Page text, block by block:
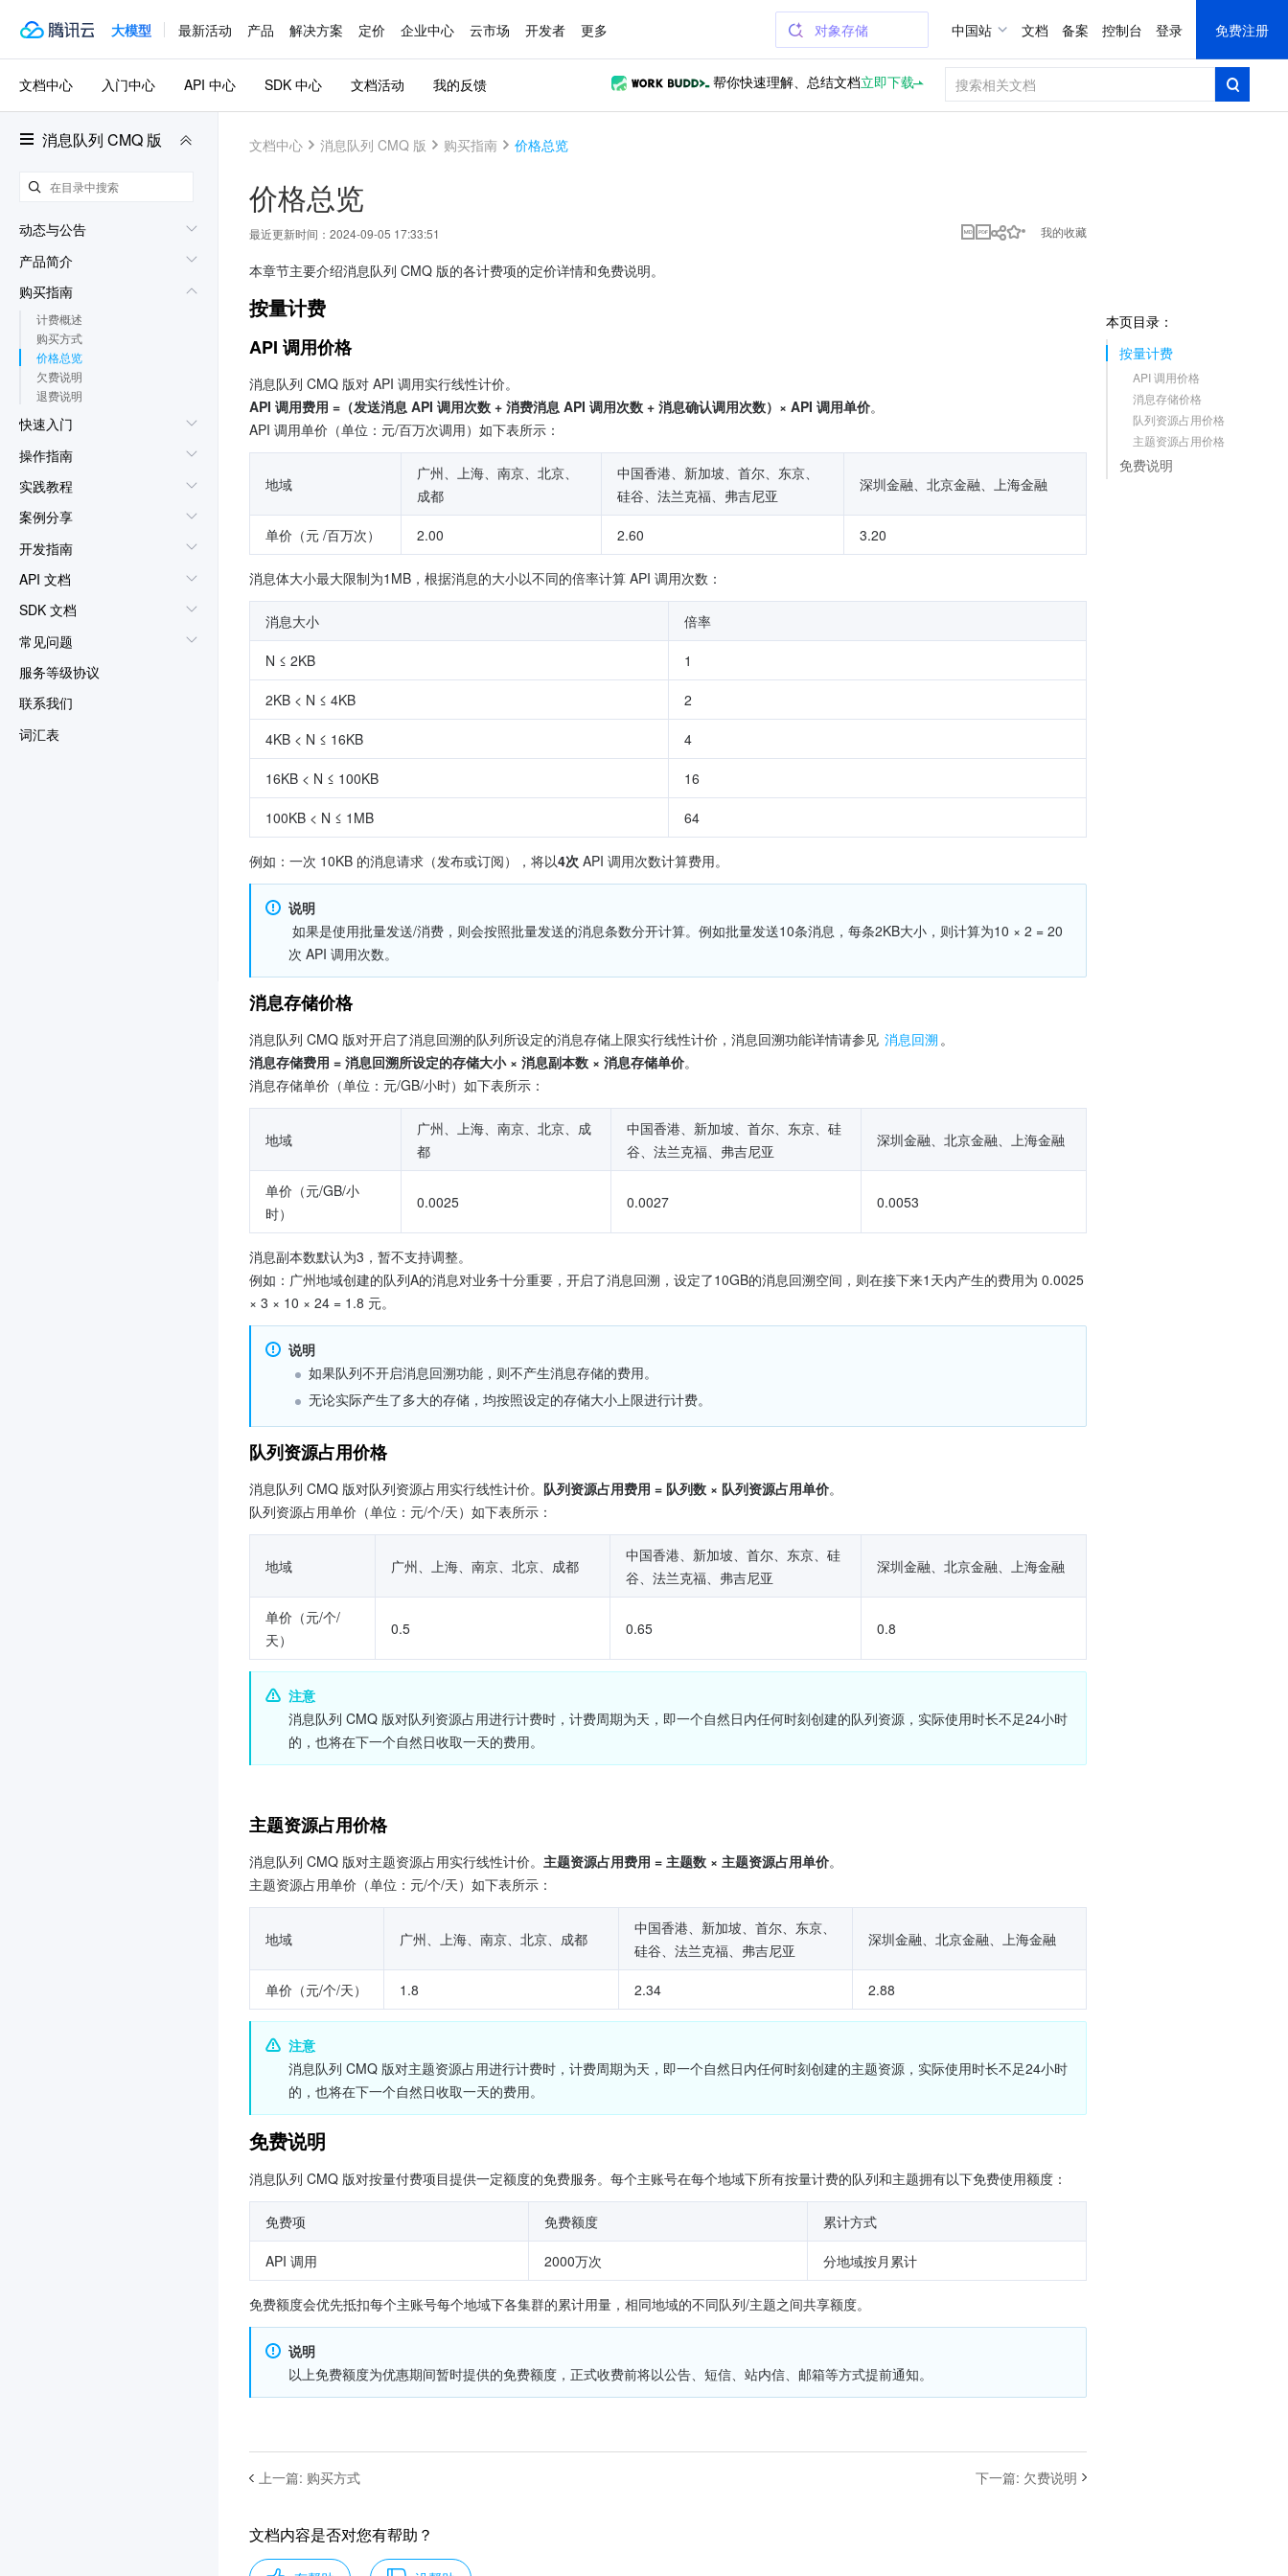
大模型 最新活动 产品 解决方案 定价 企业中心 云市场 开发者 更多 对象存储 中国站 文档 备案 控制台 登录 免费注册
消息队列 CMQ 版
动态与公告
产品简介
购买指南
计费概述
购买方式
价格总览
欠费说明
退费说明
快速入门
操作指南
实践教程
案例分享
开发指南
API 文档
SDK 文档
常见问题
服务等级协议
联系我们
词汇表
文档中心 入门中心 API 中心 SDK 中心 文档活动 我的反馈 帮你快速理解、总结文档立即下载
文档中心 消息队列 CMQ 版 购买指南 价格总览
价格总览
最近更新时间： 2024-09-05 17:33:51 我的收藏
本页目录：
按量计费
API 调用价格
消息存储价格
队列资源占用价格
主题资源占用价格
免费说明
本章节主要介绍消息队列 CMQ 版的各计费项的定价详情和免费说明。
按量计费
API 调用价格
消息队列 CMQ 版对 API 调用实行线性计价。
API 调用费用 =（发送消息 API 调用次数 + 消费消息 API 调用次数 + 消息确认调用次数）× API 调用单价。
API 调用单价（单位：元/百万次调用）如下表所示：
地域
广州、上海、南京、北京、
成都
中国香港、新加坡、首尔、东京、
硅谷、法兰克福、弗吉尼亚
深圳金融、北京金融、上海金融
单价（元 /百万次） 2.00 2.60 3.20
消息体大小最大限制为1MB，根据消息的大小以不同的倍率计算 API 调用次数：
消息大小 倍率
N ≤ 2KB 1
2KB < N ≤ 4KB 2
4KB < N ≤ 16KB 4
16KB < N ≤ 100KB 16
100KB < N ≤ 1MB 64
例如：一次 10KB 的消息请求（发布或订阅），将以4次 API 调用次数计算费用。
说明
次 API 调用次数。
消息存储价格
消息队列 CMQ 版对开启了消息回溯的队列所设定的消息存储上限实行线性计价，消息回溯功能详情请参见 消息回溯 。
消息存储费用 = 消息回溯所设定的存储大小 × 消息副本数 × 消息存储单价。
消息存储单价（单位：元/GB/小时）如下表所示：
地域
广州、上海、南京、北京、成
都
中国香港、新加坡、首尔、东京、硅
谷、法兰克福、弗吉尼亚
深圳金融、北京金融、上海金融
单价（元/GB/小
时）
0.0025 0.0027 0.0053
消息副本数默认为3，暂不支持调整。
例如：广州地域创建的队列A的消息对业务十分重要，开启了消息回溯，设定了10GB的消息回溯空间，则在接下来1天内产生的费用为 0.0025
× 3 × 10 × 24 = 1.8 元。
说明
如果队列不开启消息回溯功能，则不产生消息存储的费用。
无论实际产生了多大的存储，均按照设定的存储大小上限进行计费。
队列资源占用价格
消息队列 CMQ 版对队列资源占用实行线性计价。 队列资源占用费用 = 队列数 × 队列资源占用单价。
队列资源占用单价（单位：元/个/天）如下表所示：
地域 广州、上海、南京、北京、成都
中国香港、新加坡、首尔、东京、硅
谷、法兰克福、弗吉尼亚
深圳金融、北京金融、上海金融
单价（元/个/
天）
0.5 0.65 0.8
注意
消息队列 CMQ 版对队列资源占用进行计费时，计费周期为天，即一个自然日内任何时刻创建的队列资源，实际使用时长不足24小时
的，也将在下一个自然日收取一天的费用。
主题资源占用价格
消息队列 CMQ 版对主题资源占用实行线性计价。 主题资源占用费用 = 主题数 × 主题资源占用单价。
主题资源占用单价（单位：元/个/天）如下表所示：
地域 广州、上海、南京、北京、成都
中国香港、新加坡、首尔、东京、
硅谷、法兰克福、弗吉尼亚
深圳金融、北京金融、上海金融
单价（元/个/天） 1.8 2.34 2.88
注意
消息队列 CMQ 版对主题资源占用进行计费时，计费周期为天，即一个自然日内任何时刻创建的主题资源，实际使用时长不足24小时
的，也将在下一个自然日收取一天的费用。
免费说明
消息队列 CMQ 版对按量付费项目提供一定额度的免费服务。每个主账号在每个地域下所有按量计费的队列和主题拥有以下免费使用额度：
免费项 免费额度 累计方式
API 调用 2000万次 分地域按月累计
免费额度会优先抵扣每个主账号每个地域下各集群的累计用量，相同地域的不同队列/主题之间共享额度。
说明
以上免费额度为优惠期间暂时提供的免费额度，正式收费前将以公告、短信、站内信、邮箱等方式提前通知。
上一篇: 购买方式 下一篇: 欠费说明
文档内容是否对您有帮助？